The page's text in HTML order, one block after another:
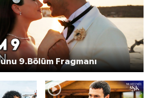
9.Bölüm Fragmanı